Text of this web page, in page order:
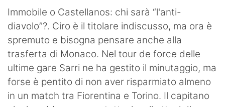
Immobile o Castellanos: chi sarà “l'anti-
diavolo”?. Ciro è il titolare indiscusso, ma ora è
spremuto e bisogna pensare anche alla
trasferta di Monaco. Nel tour de force delle
ultime gare Sarri ne ha gestito il minutaggio, ma
forse è pentito di non aver risparmiato almeno
in un match tra Fiorentina e Torino. Il capitano